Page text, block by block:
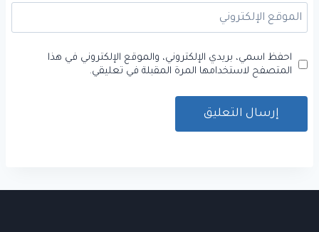
الموقع الإلكتروني
احفظ اسمي، بريدي الإلكتروني، والموقع الإلكتروني في هذا
المتصفح لاستخدامها المرة المقبلة في تعليقي.